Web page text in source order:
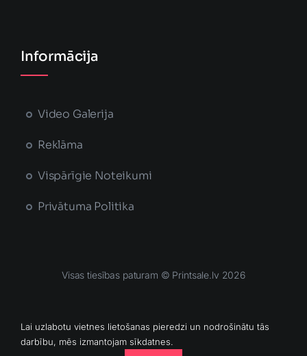
Informācija
Video Galerija
Reklāma
Vispārīgie Noteikumi
Privātuma Politika
Visas tiesības paturam © Printsale.lv 2026
Lai uzlabotu vietnes lietošanas pieredzi un nodrošinātu tās
darbību, mēs izmantojam sīkdatnes.